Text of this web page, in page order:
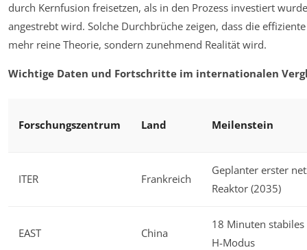
durch Kernfusion freisetzen, als in den Prozess investiert
angestrebt wird. Solche Durchbrüche zeigen, dass die
mehr reine Theorie, sondern zunehmend Realität wird.
Wichtige Daten und Fortschritte im internationalen
Forschungszentrum Land Meilenstein
ITER Frankreich
Geplanter erster
Reaktor (2035)
EAST China
18 Minuten
H-Modus